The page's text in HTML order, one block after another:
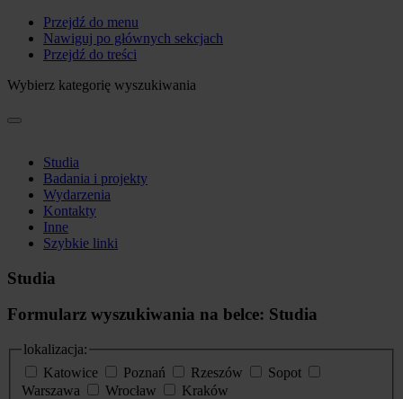
Przejdź do menu
Nawiguj po głównych sekcjach
Przejdź do treści
Wybierz kategorię wyszukiwania
Studia
Badania i projekty
Wydarzenia
Kontakty
Inne
Szybkie linki
Studia
Formularz wyszukiwania na belce: Studia
lokalizacja:
Katowice
Poznań Rzeszów
Sopot
Warszawa
Wrocław
Kraków